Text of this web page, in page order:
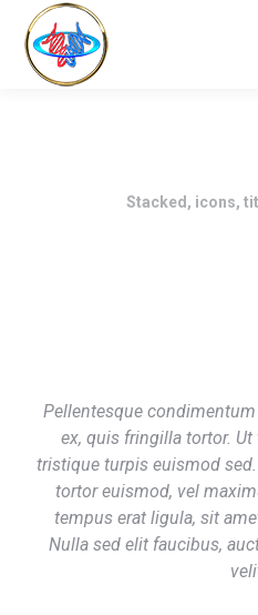
Stacked, icons,
Pellentesque
ex, quis fringilla tortor.
tristique turpis euismod
tortor euismod, vel
tempus erat ligula, sit
Nulla sed elit faucibus,